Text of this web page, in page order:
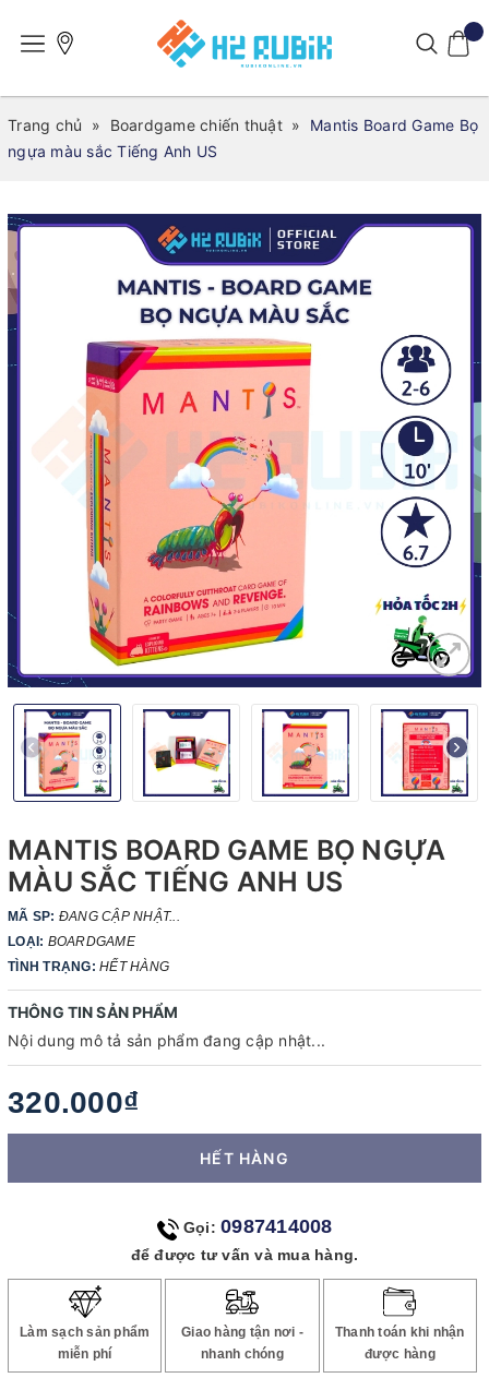
Trang chủ » Boardgame chiến thuật »
Mantis Board Game Bọ
ngựa màu sắc Tiếng Anh US
MANTIS BOARD GAME BỌ NGỰA
MÀU SẮC TIẾNG ANH US
MÃ SP: ĐANG CẬP NHẬT...
LOẠI: BOARDGAME
TÌNH TRẠNG: HẾT HÀNG
THÔNG TIN SẢN PHẨM
Nội dung mô tả sản phẩm đang cập nhật...
320.000₫
HẾT HÀNG
Gọi: 0987414008
để được tư vấn và mua hàng.
Làm sạch sản phẩm
miễn phí
Giao hàng tận nơi -
nhanh chóng
Thanh toán khi nhận
được hàng